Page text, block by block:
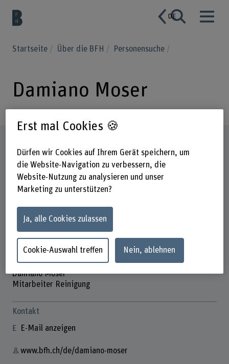
DE
Startseite Über die BFH Personensuche
Damiano Moser
Damiano Moser
Mitarbeiter Reinigung
Kontakt
E-Mail anzeigen
www.bfh.ch/de/damiano-moser
Erst mal Cookies 🍪
Dürfen wir Cookies auf Ihrem Gerät speichern, um
die Website-Navigation zu verbessern, die
Website-Nutzung zu analysieren und unser
Marketing zu unterstützen?
Ja, alle Cookies zulassen
Cookie-Auswahl treffen Nein, ablehnen